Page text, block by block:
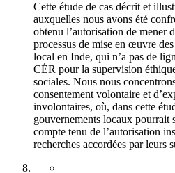
Cette étude de cas décrit et
auxquelles nous avons été
obtenu l’autorisation de mener
processus de mise en œuvre
local en Inde, qui n’a pas de
CÉR pour la supervision
sociales. Nous nous
consentement volontaire et
involontaires, où, dans cette
gouvernements locaux pourrait
compte tenu de l’autorisation
recherches accordées par leurs